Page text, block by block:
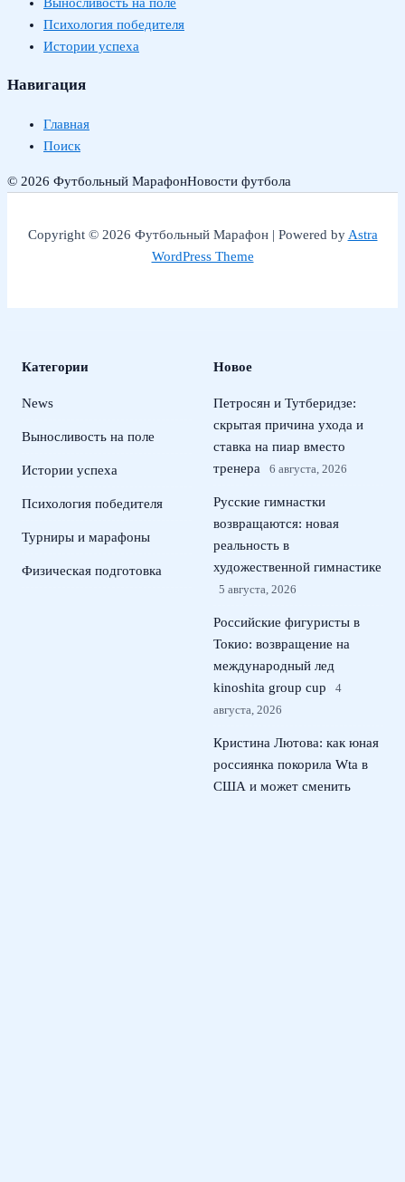
Психология победителя
Истории успеха
Навигация
Главная
Поиск
© 2026 Футбольный МарафонНовости футбола
Copyright © 2026 Футбольный Марафон | Powered byAstra
WordPress Theme
Категории
News
Выносливость на поле
Истории успеха
Психология победителя
Турниры и марафоны
Физическая подготовка
Новое
Петросян и Тутберидзе:
скрытая причина ухода и
ставка на пиар вместо
тренера
6 августа, 2026
Русские гимнастки
возвращаются: новая
реальность в
художественной гимнастике
5 августа, 2026
Российские фигуристы в
Токио: возвращение на
международный лед
kinoshita group cup
4
августа, 2026
Кристина Лютова: как юная
россиянка покорила Wta в
США и может сменить